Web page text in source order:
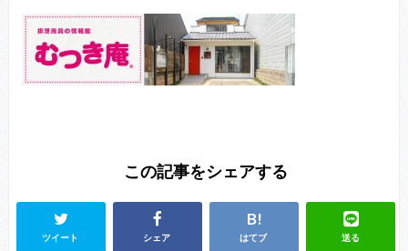
この記事をシェアする
ツイート シェア はてブ 送る